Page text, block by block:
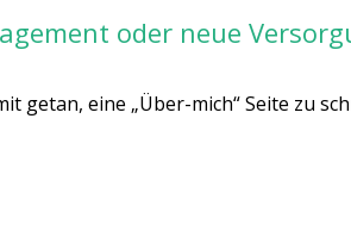
oder neue
getan, eine „Über-mich“ Seite zu